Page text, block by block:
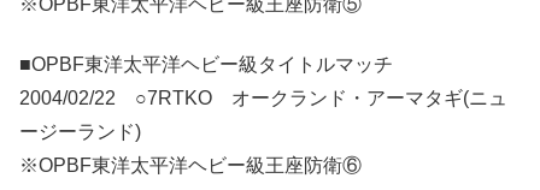
■OPBF東洋太平洋ヘビー級タイトルマッチ
2004/02/22 ○7RTKO オークランド・アーマタギ(ニュ
ージーランド)
※OPBF東洋太平洋ヘビー級王座防衛⑥